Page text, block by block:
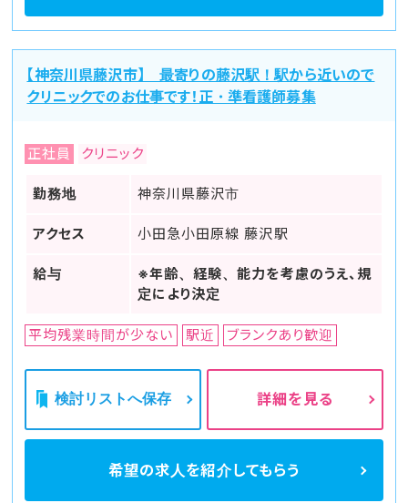
【神奈川県藤沢市】 最寄りの藤沢駅！駅から近いので
クリニックでのお仕事です！正・準看護師募集
正社員 クリニック
勤務地 神奈川県藤沢市
アクセス 小田急小田原線 藤沢駅
給与
※年齢、経験、能力を考慮のうえ、規
定により決定
平均残業時間が少ない 駅近 ブランクあり歓迎
検討リストへ保存 詳細を見る
希望の求人を紹介してもらう